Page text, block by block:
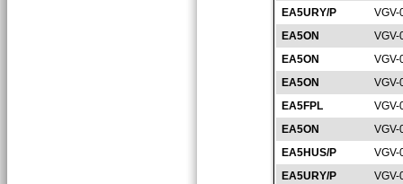
EA5URY/P
VGV-
EA5ON
VGV-
EA5ON
VGV-
EA5ON
VGV-
EA5FPL
VGV-
EA5ON
VGV-
EA5HUS/P
VGV-
EA5URY/P
VGV-